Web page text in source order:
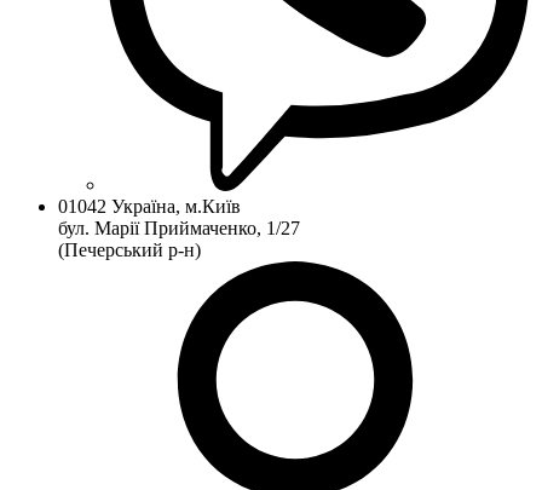
01042 Україна, м.Київ
бул. Марії Приймаченко, 1/27
(Печерський р-н)